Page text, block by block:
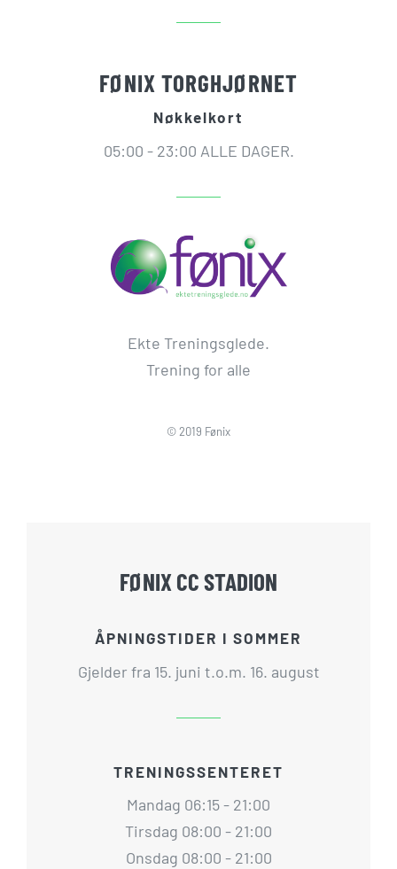
FØNIX TORGHJØRNET
Nøkkelkort
05:00 - 23:00 ALLE DAGER.
Ekte Treningsglede.
Trening for alle
© 2019 Fønix
FØNIX CC STADION
ÅPNINGSTIDER I SOMMER
Gjelder fra 15. juni t.o.m. 16. august
TRENINGSSENTERET
Mandag 06:15 - 21:00
Tirsdag 08:00 - 21:00
Onsdag 08:00 - 21:00